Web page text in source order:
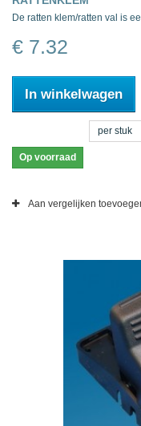
De ratten klem/ratten val is
€ 7.32
In winkelwagen
per stuk
Op voorraad
Aan vergelijken